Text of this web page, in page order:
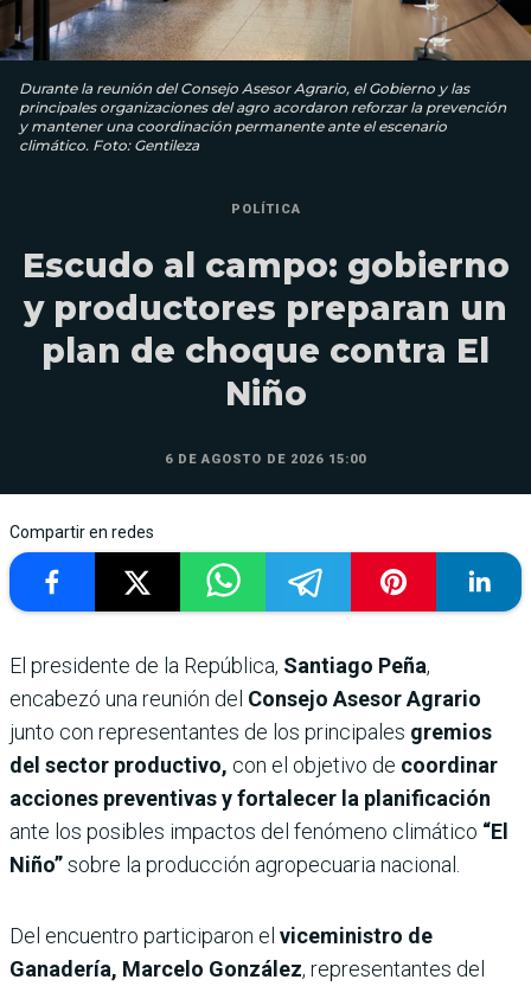
Durante la reunión del Consejo Asesor Agrario, el Gobierno y las
principales organizaciones del agro acordaron reforzar la prevención
y mantener una coordinación permanente ante el escenario
climático. Foto: Gentileza
POLÍTICA
Escudo al campo: gobierno
y productores preparan un
plan de choque contra El
Niño
6 DE AGOSTO DE 2026 15:00
Compartir en redes
El presidente de la República, Santiago Peña,
encabezó una reunión del Consejo Asesor Agrario
junto con representantes de los principales gremios
del sector productivo, con el objetivo de coordinar
acciones preventivas y fortalecer la planificación
ante los posibles impactos del fenómeno climático “El
Niño”sobre la producción agropecuaria nacional.
Del encuentro participaron el viceministro de
Ganadería, Marcelo González, representantes del